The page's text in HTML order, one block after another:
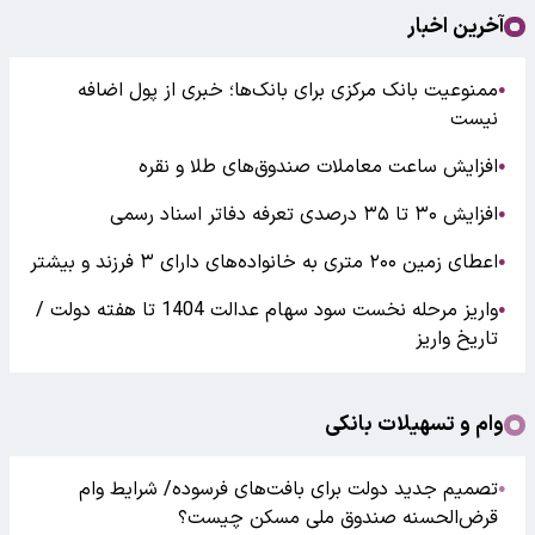
آخرین اخبار
●ممنوعیت بانک مرکزی برای بانک‌ها؛ خبری از پول اضافه
نیست
●افزایش ساعت معاملات صندوق‌های طلا و نقره
●افزایش ۳۰ تا ۳۵ درصدی تعرفه دفاتر اسناد رسمی
●اعطای زمین ۲۰۰ متری به خانواده‌های دارای ۳ فرزند و بیشتر
●
واریز مرحله نخست سود سهام عدالت 1404 تا هفته دولت /
تاریخ واریز
وام و تسهیلات بانکی
●تصمیم جدید دولت برای بافت‌های فرسوده/ شرایط وام
قرض‌الحسنه صندوق ملی مسکن چیست؟